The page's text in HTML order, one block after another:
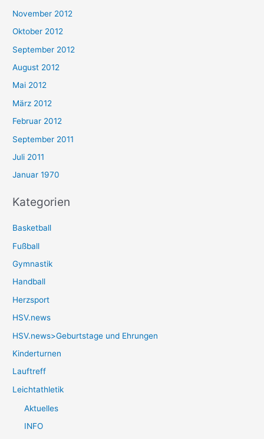
November 2012
Oktober 2012
September 2012
August 2012
Mai 2012
März 2012
Februar 2012
September 2011
Juli 2011
Januar 1970
Kategorien
Basketball
Fußball
Gymnastik
Handball
Herzsport
HSV.news
HSV.news>Geburtstage und Ehrungen
Kinderturnen
Lauftreff
Leichtathletik
Aktuelles
INFO